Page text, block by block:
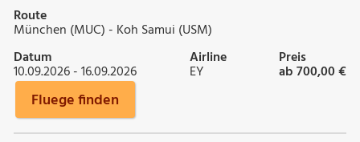
Route
München (MUC) - Koh Samui (USM)
Datum
10.09.2026 - 16.09.2026
Airline
EY
Preis
ab 700,00 €
Fluege finden